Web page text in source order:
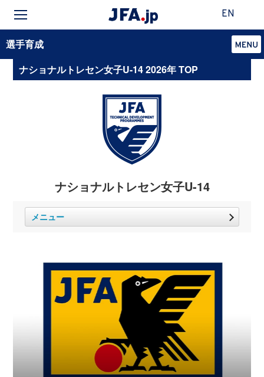
EN
選手育成
ナショナルトレセン女子U-14 2026年 TOP
ナショナルトレセン女子U-14
メニュー